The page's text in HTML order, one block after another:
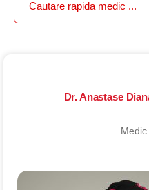
Dr. Anastase
Medic